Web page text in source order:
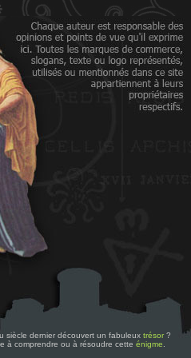
siècle dernier découvert un fabuleux trésor ?
à comprendre ou à résoudre cette énigme